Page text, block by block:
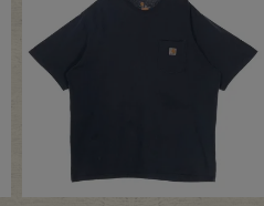
antique goods